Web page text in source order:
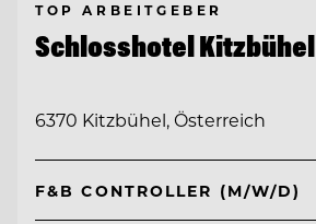
TOP ARBEITGEBER
Schlosshotel Kitzbühel
6370 Kitzbühel, Österreich
F&B CONTROLLER (M/W/D)